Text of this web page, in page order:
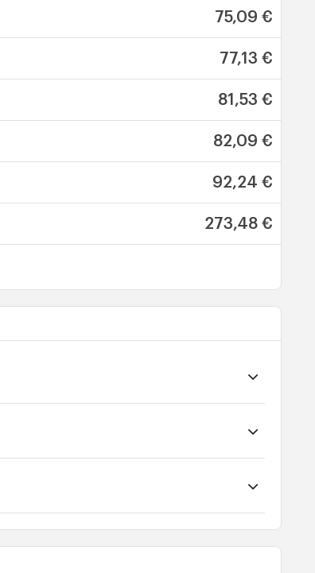
75,09 €
77,13 €
81,53 €
82,09 €
92,24 €
273,48 €